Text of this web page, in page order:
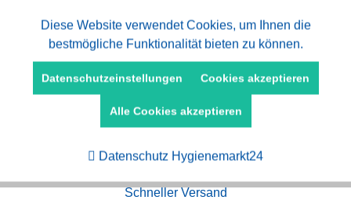
Kauf auf Rechnung
Schneller Versand
Funktionale Aktiv
Marketing Aktiv
Diese Website verwendet Cookies, um Ihnen die
bestmögliche Funktionalität bieten zu können.
Datenschutzeinstellungen Cookies akzeptieren
Alle Cookies akzeptieren
Datenschutz Hygienemarkt24